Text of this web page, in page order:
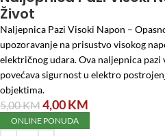
Život
Naljepnica Pazi Visoki Napon –
upozoravanje na prisustvo visokog
električnog udara. Ova naljepnica
povećava sigurnost u elektro
objektima.
5,00KM4,00KM
ONLINE PONUDA